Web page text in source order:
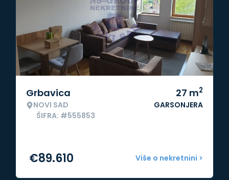
Grbavica
NOVI SAD
ŠIFRA: #555853
27 m2
GARSONJERA
Više o nekretnini >
€89.610